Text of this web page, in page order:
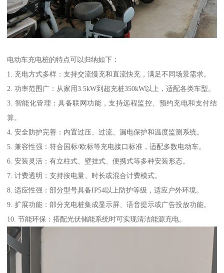
电动车充电桩的特点可以归纳如下：
1. 充电方式多样：支持交流慢充和直流快充，满足不同场景需求。
2. 功率范围广：从家用3.5kW到超充桩350kW以上，适配各类车型。
3. 智能化管理：具备联网功能，支持远程监控、预约充电和支付结
算。
4. 安全防护完善：内置过压、过流、漏电保护和温度监测系统。
5. 兼容性强：符合国标/欧标等充电接口标准，适配多数电动车。
6. 安装灵活：有立柱式、壁挂式、便携式等多种安装形态。
7. 计费透明：支持按电量、时长或混合计费模式。
8. 适应性强：部分型号具备IP54以上防护等级，适应户外环境。
9. 扩展功能：部分充电桩集成显示屏、语音提示或广告投放功能。
10. 节能环保：搭配光伏储能系统时可实现清洁能源充电。